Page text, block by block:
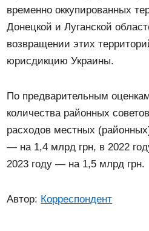
временно оккупированных
Донецкой и Луганской
возвращении этих
юрисдикцию Украины.
По предварительным
количества районных
расходов местных
— на 1,4 млрд грн, в 2022
2023 году — на 1,5 млрд грн.
Автор: Корреспондент